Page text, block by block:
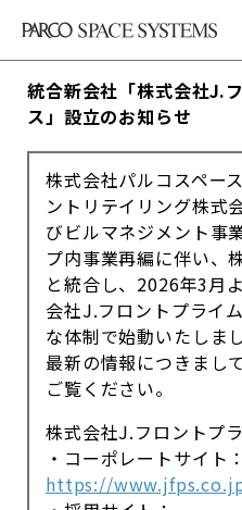
統合新会社「株式会社J.
ス」設立のお知らせ
株式会社パルコスペー
ントリテイリング株式
びビルマネジメント事
プ内事業再編に伴い、
と統合し、2026年3月
会社J.フロントプライ
な体制で始動いたしまし
最新の情報につきまし
ご覧ください。
株式会社J.フロントプ
・コーポレートサイト：
https://